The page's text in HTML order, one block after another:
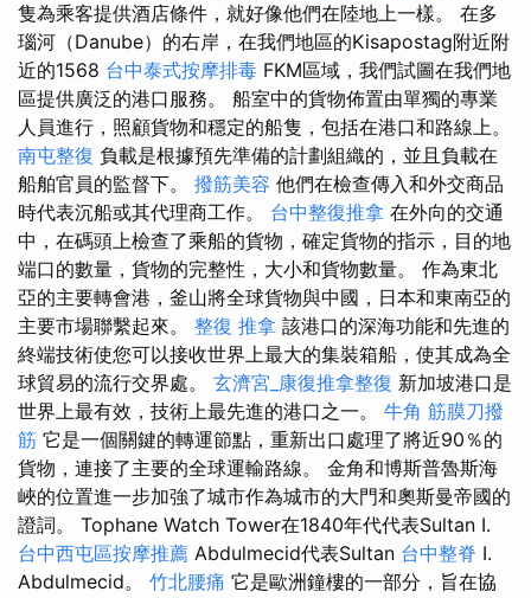
隻為乘客提供酒店條件，就好像他們在陸地上一樣。 在多
瑙河（Danube）的右岸，在我們地區的Kisapostag附近附
近的1568 台中泰式按摩排毒 FKM區域，我們試圖在我們地
區提供廣泛的港口服務。 船室中的貨物佈置由單獨的專業
人員進行，照顧貨物和穩定的船隻，包括在港口和路線上。
南屯整復 負載是根據預先準備的計劃組織的，並且負載在
船舶官員的監督下。 撥筋美容 他們在檢查傳入和外交商品
時代表沉船或其代理商工作。 台中整復推拿 在外向的交通
中，在碼頭上檢查了乘船的貨物，確定貨物的指示，目的地
端口的數量，貨物的完整性，大小和貨物數量。 作為東北
亞的主要轉會港，釜山將全球貨物與中國，日本和東南亞的
主要市場聯繫起來。 整復 推拿 該港口的深海功能和先進的
終端技術使您可以接收世界上最大的集裝箱船，使其成為全
球貿易的流行交界處。 玄濟宮_康復推拿整復 新加坡港口是
世界上最有效，技術上最先進的港口之一。 牛角 筋膜刀撥
筋 它是一個關鍵的轉運節點，重新出口處理了將近90％的
貨物，連接了主要的全球運輸路線。 金角和博斯普魯斯海
峽的位置進一步加強了城市作為城市的大門和奧斯曼帝國的
證詞。 Tophane Watch Tower在1840年代代表Sultan I.
台中西屯區按摩推薦 Abdulmecid代表Sultan 台中整脊 I.
Abdulmecid。 竹北腰痛 它是歐洲鐘樓的一部分，旨在協